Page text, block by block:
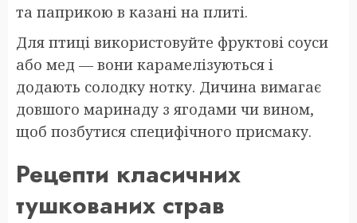
та паприкою в казані на плиті.
Для птиці використовуйте фруктові соуси
або мед — вони карамелізуються і
додають солодку нотку. Дичина вимагає
довшого маринаду з ягодами чи вином,
щоб позбутися специфічного присмаку.
Рецепти класичних
тушкованих страв